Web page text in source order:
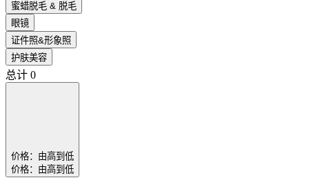
蜜蜡脱毛 & 脱毛
眼镜
证件照&形象照
护肤美容
总计 0
价格：由高到低
价格：由高到低